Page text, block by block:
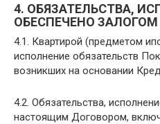
4. ОБЯЗАТЕЛЬСТВА,
ОБЕСПЕЧЕНО
4.1. Квартирой (предметом
исполнение обязательств
возникших на основании
4.2. Обязательства,
настоящим Договором,